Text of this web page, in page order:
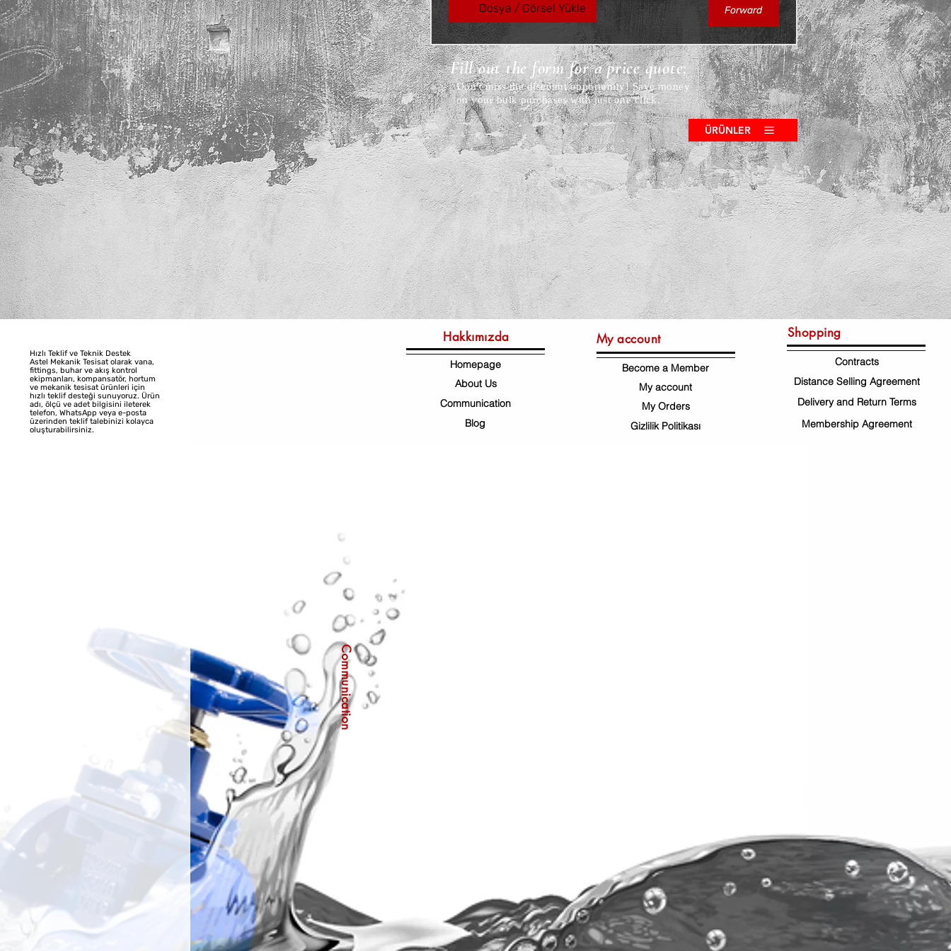
Dosya / Görsel Yükle Forward
Fill out the form for a price quote;
Don't miss the discount opportunity! Save money
on your bulk purchases with just one click.
ÜRÜNLER
Hızlı Teklif ve Teknik Destek
Astel Mekanik Tesisat olarak vana,
fittings, buhar ve akış kontrol
ekipmanları, kompansatör, hortum
ve mekanik tesisat ürünleri için
hızlı teklif desteği sunuyoruz. Ürün
adı, ölçü ve adet bilgisini ileterek
telefon, WhatsApp veya e-posta
üzerinden teklif talebinizi kolayca
oluşturabilirsiniz.
Communication
Hakkımızda
Homepage
About Us
Communication
Blog
My account
Become a Member
My account
My Orders
Gizlilik Politikası
Shopping
Contracts
Distance Selling Agreement
Delivery and Return Terms
Membership Agreement